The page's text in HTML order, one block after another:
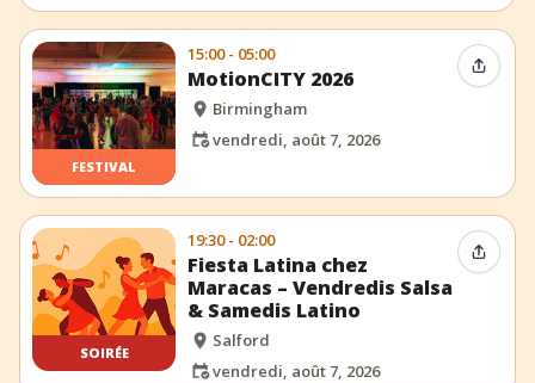
FESTIVAL
15:00 - 05:00
MotionCITY 2026
Birmingham
vendredi, août 7, 2026
SOIRÉE
19:30 - 02:00
Fiesta Latina chez
Maracas – Vendredis Salsa
& Samedis Latino
Salford
vendredi, août 7, 2026